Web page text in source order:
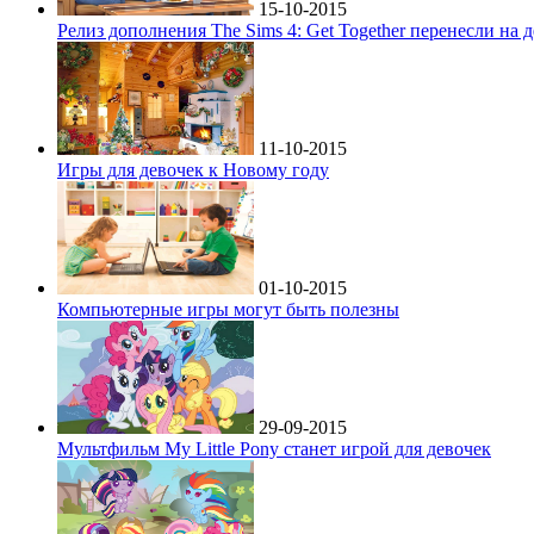
15-10-2015
Релиз дополнения The Sims 4: Get Together перенесли на
11-10-2015
Игры для девочек к Новому году
01-10-2015
Компьютерные игры могут быть полезны
29-09-2015
Мультфильм My Little Pony станет игрой для девочек